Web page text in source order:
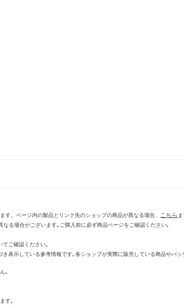
す。ページ内の製品とリンク先のショップの商品が異なる場合、 こちら
る場合がございます｡ご購入前に必ず商品ページをご確認ください｡
てご確認ください｡
表示している参考情報です｡各ショップが実際に販売している商品やパ
｡
す｡